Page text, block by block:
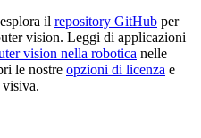
il repository GitHub per
vision. Leggi di applicazioni
vision nella robotica nelle
le nostre opzioni di licenza e